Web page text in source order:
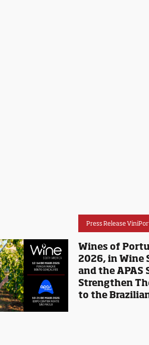
Press Release
Wines of
2026, in Wine
and the APAS
Strengthen
to the